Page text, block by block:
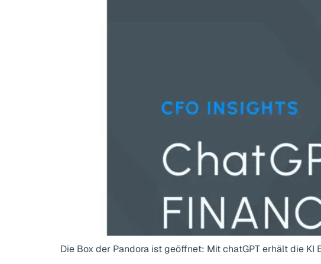
Die Box der Pandora ist geöffnet: Mit chatGPT erhält die